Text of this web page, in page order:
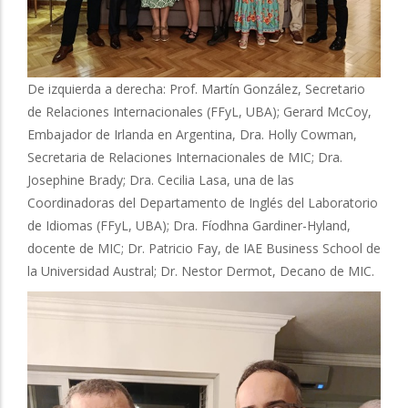
De izquierda a derecha: Prof. Martín González, Secretario
de Relaciones Internacionales (FFyL, UBA); Gerard McCoy,
Embajador de Irlanda en Argentina, Dra. Holly Cowman,
Secretaria de Relaciones Internacionales de MIC; Dra.
Josephine Brady; Dra. Cecilia Lasa, una de las
Coordinadoras del Departamento de Inglés del Laboratorio
de Idiomas (FFyL, UBA); Dra. Fíodhna Gardiner-Hyland,
docente de MIC; Dr. Patricio Fay, de IAE Business School de
la Universidad Austral; Dr. Nestor Dermot, Decano de MIC.